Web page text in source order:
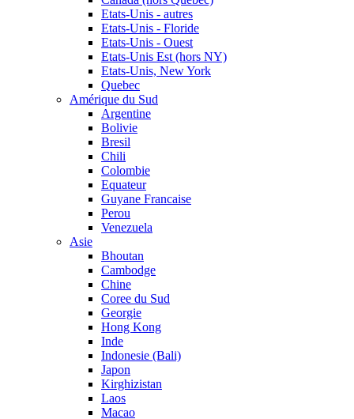
Etats-Unis - autres
Etats-Unis - Floride
Etats-Unis - Ouest
Etats-Unis Est (hors NY)
Etats-Unis, New York
Quebec
Amérique du Sud
Argentine
Bolivie
Bresil
Chili
Colombie
Equateur
Guyane Francaise
Perou
Venezuela
Asie
Bhoutan
Cambodge
Chine
Coree du Sud
Georgie
Hong Kong
Inde
Indonesie (Bali)
Japon
Kirghizistan
Laos
Macao